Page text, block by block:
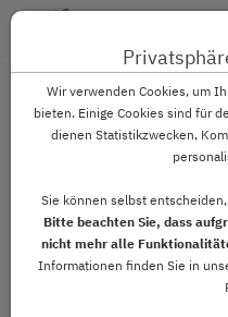
Zum Inhalt springen [AK + 0]
Zum Hauptmenü springen
Zum Footer-Menü unten
Zum Widget-Menü rechts
Zu den Inhalten im
Bitte stimmen Sie
das folgende
Cookie
Wir verwenden Cookies, um
bieten. Einige Cookies sind für
dienen Statistikzwecken,
Sie können selbst
Bitte beachten Sie, dass
nicht mehr alle
Informationen finden Sie in